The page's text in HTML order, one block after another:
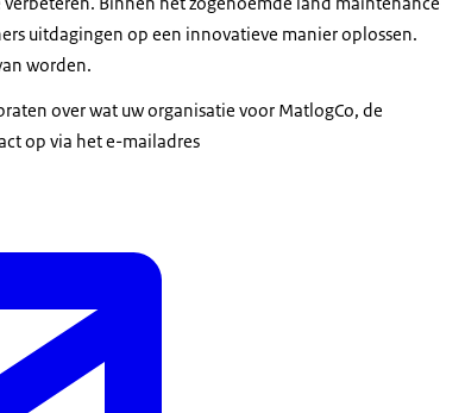
uitdagingen op een innovatieve manier oplossen.
worden.
over wat uw organisatie voor MatlogCo, de
op via het e-mailadres